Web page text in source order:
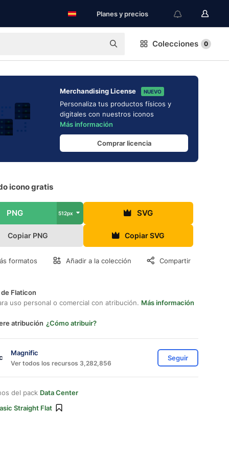
Planes y precios
Colecciones 0
Merchandising License NUEVO
Personaliza tus productos físicos y
digitales con nuestros iconos
Más información
Comprar licencia
icono gratis
PNG 512px SVG
Copiar PNG Copiar SVG
formatos Añadir a la colección Compartir
Flaticon
uso personal o comercial con atribución. Más información
atribución ¿Cómo atribuir?
Magnific
Ver todos los recursos 3,282,856
Seguir
del pack Data Center
Straight Flat